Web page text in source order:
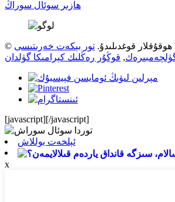
ھازىر سوئال سوراڭ
تور بېكەت خەرىتىسى
, قوڭۇر رەڭلىك كېرامىكا گۈلدان
[javascript][/javascript]
ئېلخەت يوللاش
x